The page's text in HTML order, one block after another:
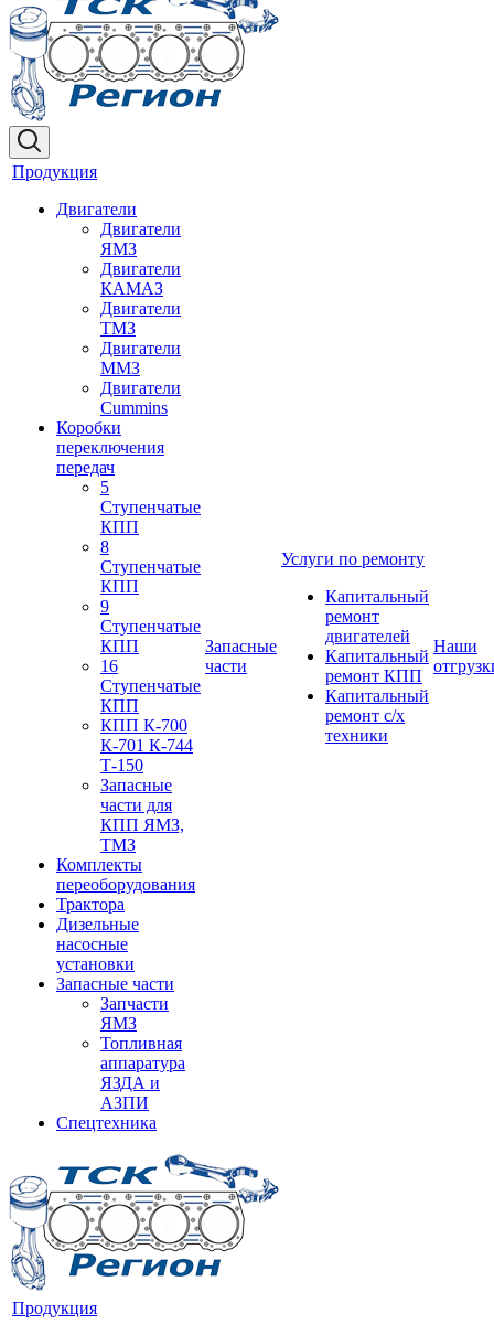
Продукция
Двигатели
Двигатели
ЯМЗ
Двигатели
КАМАЗ
Двигатели
ТМЗ
Двигатели
ММЗ
Двигатели
Cummins
Коробки
переключения
передач
5
Ступенчатые
КПП
8
Ступенчатые
КПП
9
Ступенчатые
КПП
16
Ступенчатые
КПП
КПП К-700
К-701 К-744
Т-150
Запасные
части для
КПП ЯМЗ,
ТМЗ
Комплекты
переоборудования
Трактора
Дизельные
насосные
установки
Запасные части
Запчасти
ЯМЗ
Топливная
аппаратура
ЯЗДА и
АЗПИ
Спецтехника
Запасные
части
Услуги по ремонту
Капитальный
ремонт
двигателей
Капитальный
ремонт КПП
Капитальный
ремонт с/х
техники
Наши
Продукция